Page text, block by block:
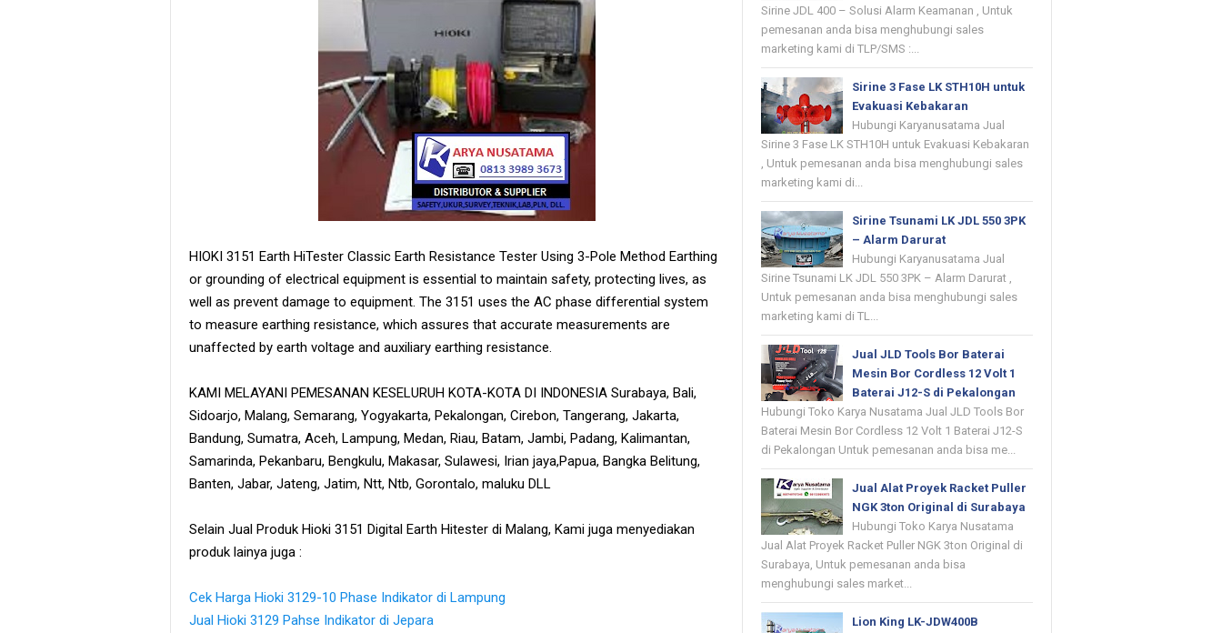
HIOKI 3151 Earth HiTester Classic Earth Resistance Tester Using 3-Pole Method Earthing
or grounding of electrical equipment is essential to maintain safety, protecting lives, as
well as prevent damage to equipment. The 3151 uses the AC phase differential system
to measure earthing resistance, which assures that accurate measurements are
unaffected by earth voltage and auxiliary earthing resistance.
KAMI MELAYANI PEMESANAN KESELURUH KOTA-KOTA DI INDONESIA Surabaya, Bali,
Sidoarjo, Malang, Semarang, Yogyakarta, Pekalongan, Cirebon, Tangerang, Jakarta,
Bandung, Sumatra, Aceh, Lampung, Medan, Riau, Batam, Jambi, Padang, Kalimantan,
Samarinda, Pekanbaru, Bengkulu, Makasar, Sulawesi, Irian jaya,Papua, Bangka Belitung,
Banten, Jabar, Jateng, Jatim, Ntt, Ntb, Gorontalo, maluku DLL
Selain Jual Produk Hioki 3151 Digital Earth Hitester di Malang, Kami juga menyediakan
produk lainya juga :
Cek Harga Hioki 3129-10 Phase Indikator di Lampung
Jual Hioki 3129 Pahse Indikator di Jepara
Sirine JDL 400 – Solusi Alarm Keamanan , Untuk
pemesanan anda bisa menghubungi sales
marketing kami di TLP/SMS :...
Sirine 3 Fase LK STH10H untuk
Evakuasi Kebakaran
Hubungi Karyanusatama Jual
Sirine 3 Fase LK STH10H untuk Evakuasi Kebakaran
, Untuk pemesanan anda bisa menghubungi sales
marketing kami di...
Sirine Tsunami LK JDL 550 3PK
– Alarm Darurat
Hubungi Karyanusatama Jual
Sirine Tsunami LK JDL 550 3PK – Alarm Darurat ,
Untuk pemesanan anda bisa menghubungi sales
marketing kami di TL...
Jual JLD Tools Bor Baterai
Mesin Bor Cordless 12 Volt 1
Baterai J12-S di Pekalongan
Hubungi Toko Karya Nusatama Jual JLD Tools Bor
Baterai Mesin Bor Cordless 12 Volt 1 Baterai J12-S
di Pekalongan Untuk pemesanan anda bisa me...
Jual Alat Proyek Racket Puller
NGK 3ton Original di Surabaya
Hubungi Toko Karya Nusatama
Jual Alat Proyek Racket Puller NGK 3ton Original di
Surabaya, Untuk pemesanan anda bisa
menghubungi sales market...
Lion King LK-JDW400B